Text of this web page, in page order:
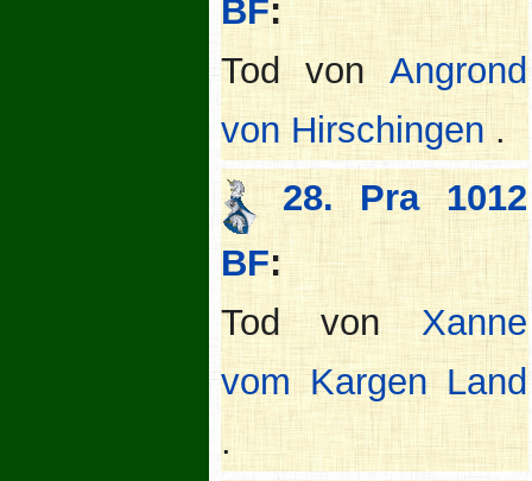
BF:
Tod von Angrond
von Hirschingen .
28. Pra 1012
BF:
Tod vonXanne
vom Kargen Land
.